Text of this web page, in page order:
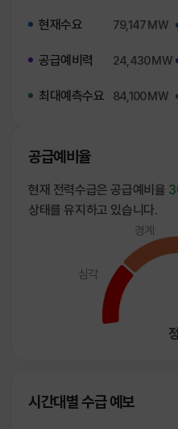
현재수요 79,147 MW
공급예비력 24,430 MW
최대예측수요 84,100 MW
공급예비율
현재 전력수급은 공급예비율
상태를 유지하고 있습니다.
심각
경계
시간대별 수급 예보